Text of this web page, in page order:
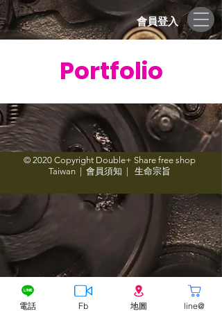
會員登入
Portfolio
© 2020 Copyright Double+ Share free shop
Taiwan | 會員須知 生命宗旨
電話 Fb 地圖 line@